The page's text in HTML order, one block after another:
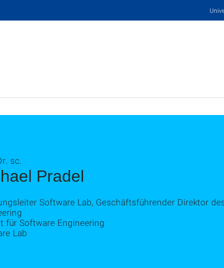
Uni
Pradel
sc.
Software Lab, Geschäftsführender Direktor
für Software Engineering
Lab